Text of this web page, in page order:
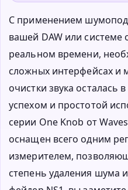
С применением
вашей DAW или системе
реальном времени,
сложных интерфейсах и
очистки звука
успехом и простотой
серии One Knob от
оснащен всего одним
измерителем,
степень удаления шума